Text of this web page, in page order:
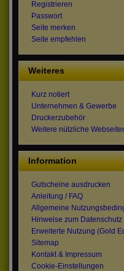
Registrieren
Passwort
Seite merken
Seite empfehlen
Weiteres
Kurz notiert
Unternehmen & Gewerbe
Druckerzubehör
Weitere nützliche
Information
Gutscheine ausdrucken
Anleitung / FAQ
Allgemeine
Hinweise zum Datenschutz
Erweiterte Nutzung (Gold
Sitemap
Kontakt & Impressum
Cookie-Einstellungen